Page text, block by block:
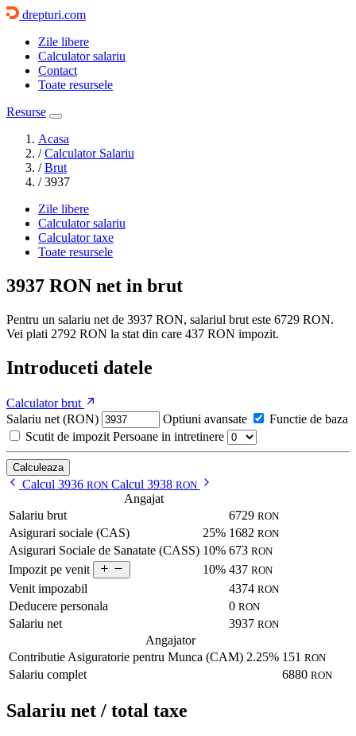
drepturi.com
Zile libere
Calculator salariu
Contact
Toate resursele
Resurse
Acasa
/ Calculator Salariu
/ Brut
/ 3937
Zile libere
Calculator salariu
Calculator taxe
Toate resursele
3937 RON net in brut
Pentru un salariu net de 3937 RON, salariul brut este 6729 RON.
Vei plati 2792 RON la stat din care 437 RON impozit.
Introduceti datele
Calculator brut
Salariu net (RON)
Optiuni avansate
Functie de baza
Scutit de impozit Persoane in intretinere
Calculeaza
Calcul 3936 RON Calcul 3938 RON
Angajat
Salariu brut
6729 RON
Asigurari sociale (CAS) 25% 1682 RON
Asigurari Sociale de Sanatate (CASS) 10% 673 RON
Impozit pe venit 10% 437 RON
Venit impozabil 4374 RON
Deducere personala 0 RON
Salariu net 3937 RON
Angajator
Contributie Asiguratorie pentru Munca (CAM) 2.25% 151 RON
Salariu complet 6880 RON
Salariu net / total taxe